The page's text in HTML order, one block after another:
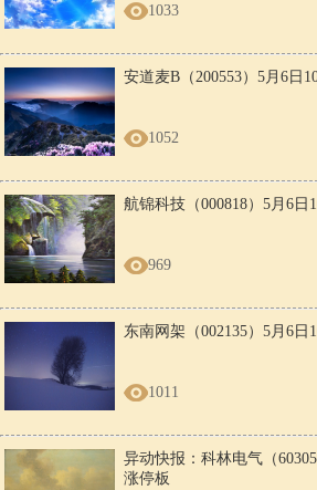
1033
安道麦B（200553）5月6日
1052
航锦科技（000818）5月6日
969
东南网架（002135）5月6日
1011
异动快报：科林电气（
涨停板